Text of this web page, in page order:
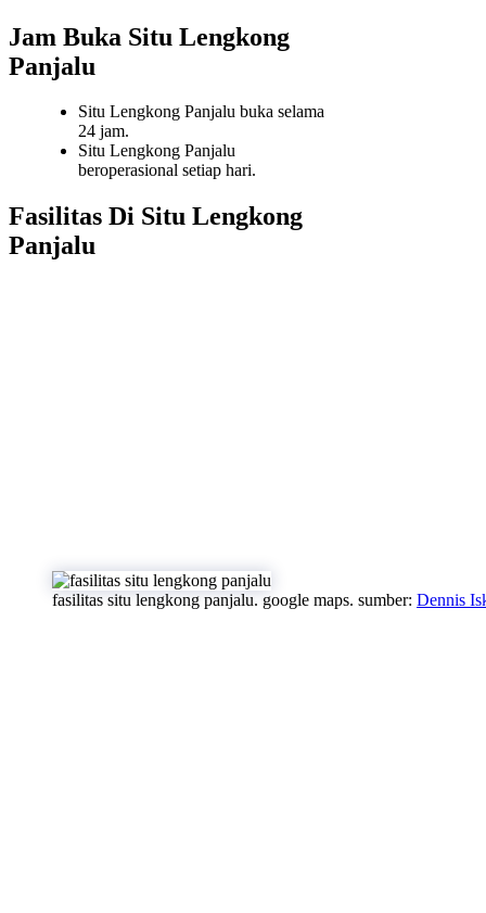
Jam Buka Situ Lengkong
Panjalu
Situ Lengkong Panjalu buka selama
24 jam.
Situ Lengkong Panjalu
beroperasional setiap hari.
Fasilitas Di Situ Lengkong
Panjalu
fasilitas situ lengkong panjalu. google maps. sumber: Dennis